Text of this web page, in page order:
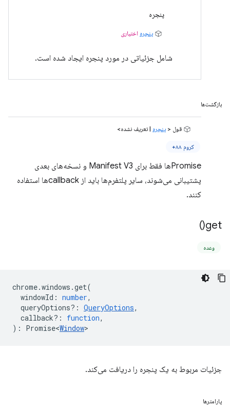
پنجره
پنجره اختیاری
شامل جزئیاتی در مورد پنجره ایجاد شده است.
بازگشت‌ها
قول < پنجره | تعریف نشده>
کروم ۸۸+
Promiseها فقط برای Manifest V3 و نسخه‌های بعدی
پشتیبانی می‌شوند، سایر پلتفرم‌ها باید از callbackها استفاده
کنند.
get(
)
وعده
chrome.windows .get(
windowId : number,
queryOptions? : QueryOptions,
callback? : function,
) : Promise<Window>
جزئیات مربوط به یک پنجره را دریافت می‌کند.
پارامترها